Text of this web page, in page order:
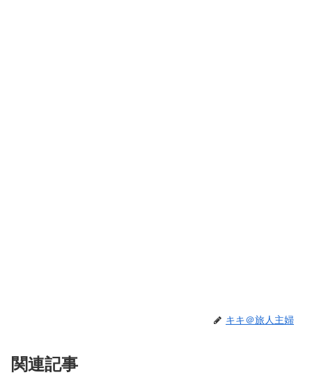
キキ＠旅人主婦
関連記事